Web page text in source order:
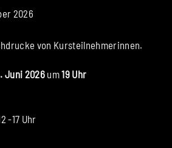
2026
von Kursteilnehmerinnen.
Juni 2026 um19 Uhr
-17 Uhr